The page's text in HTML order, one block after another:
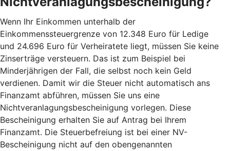
Wenn Ihr Einkommen unterhalb der
Einkommenssteuergrenze von 12.348 Euro für Ledige
und 24.696 Euro für Verheiratete liegt, müssen Sie keine
Zinserträge versteuern. Das ist zum Beispiel bei
Minderjährigen der Fall, die selbst noch kein Geld
verdienen. Damit wir die Steuer nicht automatisch ans
Finanzamt abführen, müssen Sie uns eine
Nichtveranlagungsbescheinigung vorlegen. Diese
Bescheinigung erhalten Sie auf Antrag bei Ihrem
Finanzamt. Die Steuerbefreiung ist bei einer NV-
Bescheinigung nicht auf den obengenannten